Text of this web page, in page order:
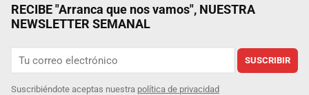
RECIBE "Arranca que nos vamos", NUESTRA
NEWSLETTER SEMANAL
SUSCRIBIR
Suscribiéndote aceptas nuestra política de privacidad